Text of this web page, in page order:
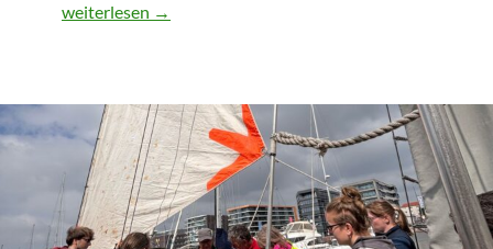
30 Jahre unter Segeln
weiterlesen →